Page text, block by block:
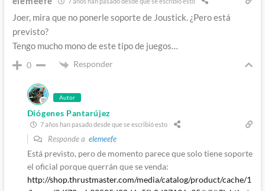
Joer, mira que no ponerle soporte de Joustick. ¿Pero está
previsto?
Tengo mucho mono de este tipo de juegos…
0 Responder
Autor
Diógenes Pantarújez
7 años han pasado desde que se escribió esto
Responde a elemeefe
Está previsto, pero de momento parece que solo tiene soporte
el oficial porque querrán que se venda:
http://shop.thrustmaster.com/media/catalog/product/cache/1